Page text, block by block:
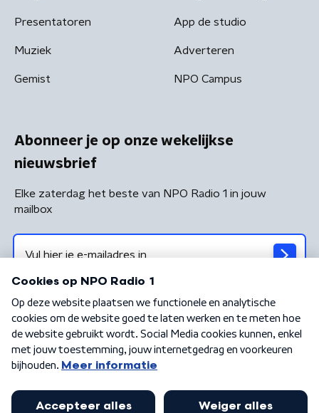
Presentatoren
Muziek
Gemist
App de studio
Adverteren
NPO Campus
Abonneer je op onze wekelijkse
nieuwsbrief
Elke zaterdag het beste van NPO Radio 1 in jouw
mailbox
Algemene voorwaarden